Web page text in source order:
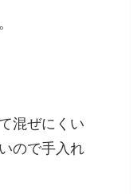
混ぜにくい
ので手入れ